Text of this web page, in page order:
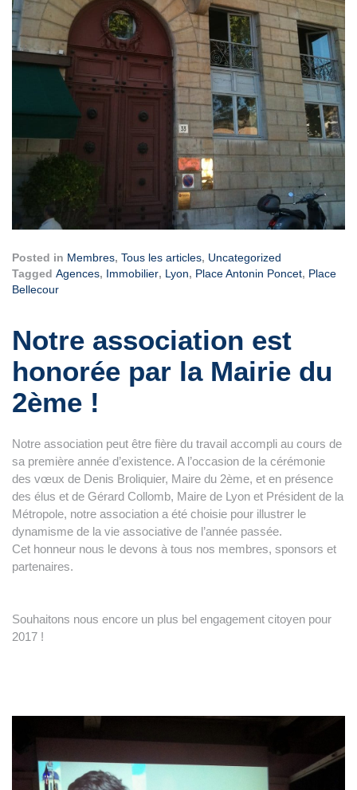
Posted in Membres, Tous les articles, Uncategorized
Tagged Agences, Immobilier, Lyon, Place Antonin Poncet, Place
Bellecour
Notre association est
honorée par la Mairie du
2ème !
Notre association peut être fière du travail accompli au cours de
sa première année d’existence. A l’occasion de la cérémonie
des vœux de Denis Broliquier, Maire du 2ème, et en présence
des élus et de Gérard Collomb, Maire de Lyon et Président de la
Métropole, notre association a été choisie pour illustrer le
dynamisme de la vie associative de l’année passée.
Cet honneur nous le devons à tous nos membres, sponsors et
partenaires.
Souhaitons nous encore un plus bel engagement citoyen pour
2017 !